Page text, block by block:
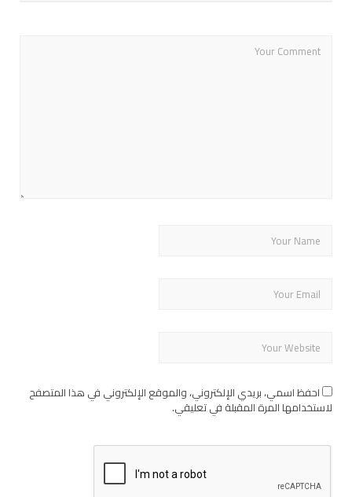
احفظ اسمي، بريدي الإلكتروني، والموقع الإلكتروني في هذا المتصفح
لاستخدامها المرة المقبلة في تعليقي.